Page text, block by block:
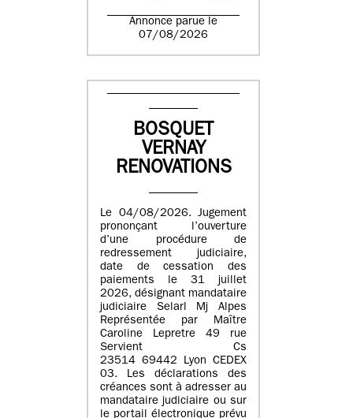
Annonce parue le
07/08/2026
BOSQUET
VERNAY
RENOVATIONS
Le 04/08/2026. Jugement
prononçant l’ouverture
d’une procédure de
redressement judiciaire,
date de cessation des
paiements le 31 juillet
2026, désignant mandataire
judiciaire Selarl Mj Alpes
Représentée par Maître
Caroline Lepretre 49 rue
Servient Cs
23514 69442 Lyon CEDEX
03. Les déclarations des
créances sont à adresser au
mandataire judiciaire ou sur
le portail électronique prévu